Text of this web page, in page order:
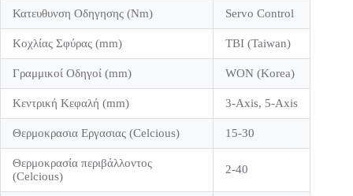
Κατευθυνση Οδηγησης (Nm) Servo Control
Κοχλίας Σφύρας (mm) TBI (Taiwan)
Γραμμικοί Οδηγοί (mm) WON (Korea)
Κεντρική Κεφαλή (mm) 3-Axis, 5-Axis
Θερμοκρασια Εργασιας (Celcious) 15-30
Θερμοκρασία περιβάλλοντος
(Celcious)
2-40